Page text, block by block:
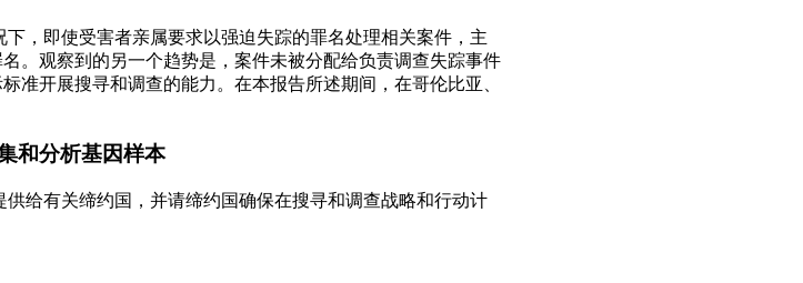
，即使受害者亲属要求以强迫失踪的罪名处理相关案件，主
。观察到的另一个趋势是，案件未被分配给负责调查失踪事件
准开展搜寻和调查的能力。在本报告所述期间，在哥伦比亚、
和分析基因样本
给有关缔约国，并请缔约国确保在搜寻和调查战略和行动计